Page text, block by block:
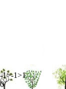
-1>-1>1
0